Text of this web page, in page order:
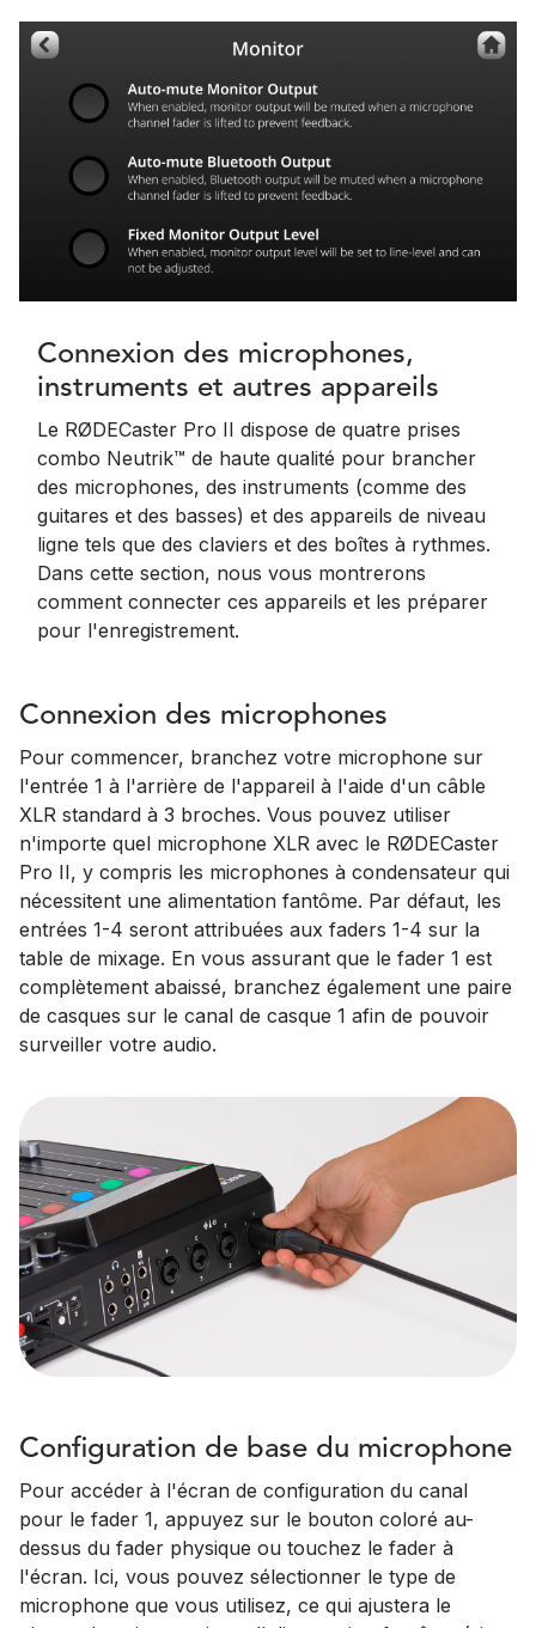
Connexion des microphones,
instruments et autres appareils
Le RØDECaster Pro II dispose de quatre prises
combo Neutrik™ de haute qualité pour brancher
des microphones, des instruments (comme des
guitares et des basses) et des appareils de niveau
ligne tels que des claviers et des boîtes à rythmes.
Dans cette section, nous vous montrerons
comment connecter ces appareils et les préparer
pour l'enregistrement.
Connexion des microphones
Pour commencer, branchez votre microphone sur
l'entrée 1 à l'arrière de l'appareil à l'aide d'un câble
XLR standard à 3 broches. Vous pouvez utiliser
n'importe quel microphone XLR avec le RØDECaster
Pro II, y compris les microphones à condensateur qui
nécessitent une alimentation fantôme. Par défaut, les
entrées 1-4 seront attribuées aux faders 1-4 sur la
table de mixage. En vous assurant que le fader 1 est
complètement abaissé, branchez également une paire
de casques sur le canal de casque 1 afin de pouvoir
surveiller votre audio.
Configuration de base du microphone
Pour accéder à l'écran de configuration du canal
pour le fader 1, appuyez sur le bouton coloré au-
dessus du fader physique ou touchez le fader à
l'écran. Ici, vous pouvez sélectionner le type de
microphone que vous utilisez, ce qui ajustera le